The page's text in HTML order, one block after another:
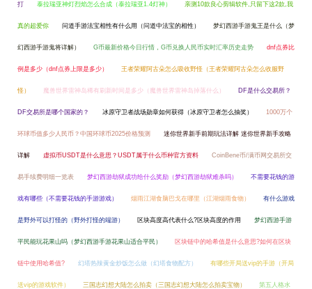
打 泰拉瑞亚神灯烈焰怎么合成（泰拉瑞亚1.4灯神） 亲测10款良心剪辑软件,只留下这2款,我
真的超爱你 问道手游法宝相性有什么用（问道中法宝的相性） 梦幻西游手游鬼王是什么（梦
幻西游手游鬼将详解） G币最新价格今日行情，G币兑换人民币实时汇率历史走势 dnf点券比
例是多少（dnf点券上限是多少） 王者荣耀阿古朵怎么吸收野怪（王者荣耀阿古朵怎么收服野
怪） 魔兽世界雷神岛稀有刷新时间是多少（魔兽世界雷神岛掉落什么） DF是什么交易所？
DF交易所是哪个国家的？ 冰原守卫者战场勋章如何获得（冰原守卫者怎么抽奖） 1000万个
环球币值多少人民币？中国环球币2025价格预测 迷你世界新手前期玩法详解 迷你世界新手攻略
详解 虚拟币USDT是什么意思？USDT属于什么币种官方资料 CoinBene币/满币网交易所交
易手续费明细一览表 梦幻西游劫狱成功给什么奖励（梦幻西游劫狱难杀吗） 不需要花钱的游
戏有哪些（不需要花钱的手游游戏） 烟雨江湖食脑巴戈在哪里（江湖烟雨食物） 有什么游戏
是野外可以打怪的（野外打怪的端游） 区块高度高代表什么?区块高度的作用 梦幻西游手游
平民能玩花果山吗（梦幻西游手游花果山适合平民） 区块链中的哈希值是什么意思?如何在区块
链中使用哈希值? 幻塔热辣黄金炒饭怎么做（幻塔食物配方） 有哪些开局送vip的手游（开局
送vip的游戏软件） 三国志幻想大陆怎么拍卖（三国志幻想大陆怎么拍卖宝物） 第五人格水